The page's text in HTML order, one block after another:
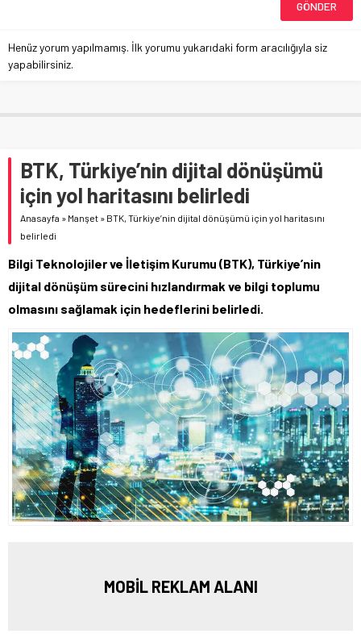
Henüz yorum yapılmamış. İlk yorumu yukarıdaki form aracılığıyla siz
yapabilirsiniz.
BTK, Türkiye’nin dijital dönüşümü
için yol haritasını belirledi
Anasayfa » Manşet » BTK, Türkiye’nin dijital dönüşümü için yol haritasını
belirledi
Bilgi Teknolojiler ve İletişim Kurumu (BTK), Türkiye’nin
dijital dönüşüm sürecini hızlandırmak ve bilgi toplumu
olmasını sağlamak için hedeflerini belirledi.
MOBİL REKLAM ALANI